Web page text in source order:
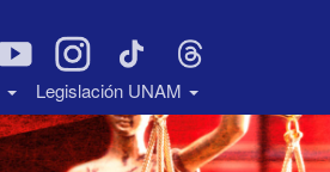
Legislación UNAM